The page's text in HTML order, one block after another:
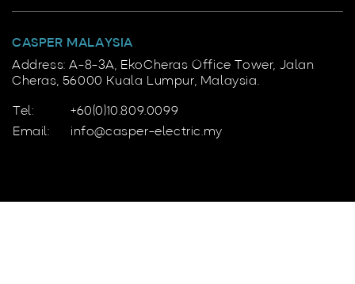
CASPER MALAYSIA
Address: A-8-3A, EkoCheras Office Tower, Jalan
Cheras, 56000 Kuala Lumpur, Malaysia.
Tel:
+60(0)10.809.0099
Email:
info@casper-electric.my